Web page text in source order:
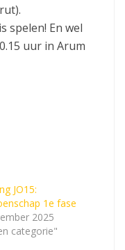
spelen! En wel
uur in Arum
JO15:
1e fase
2025
categorie"